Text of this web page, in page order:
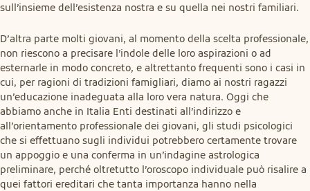
sull’insieme dell’esistenza nostra e su quella nei nostri familiari.
D’altra parte molti giovani, al momento della scelta professionale,
non riescono a precisare l’indole delle loro aspirazioni o ad
esternarle in modo concreto, e altrettanto frequenti sono i casi in
cui, per ragioni di tradizioni famigliari, diamo ai nostri ragazzi
un’educazione inadeguata alla loro vera natura. Oggi che
abbiamo anche in Italia Enti destinati all’indirizzo e
all’orientamento professionale dei giovani, gli studi psicologici
che si effettuano sugli individui potrebbero certamente trovare
un appoggio e una conferma in un’indagine astrologica
preliminare, perché oltretutto l’oroscopo individuale può risalire a
quei fattori ereditari che tanta importanza hanno nella